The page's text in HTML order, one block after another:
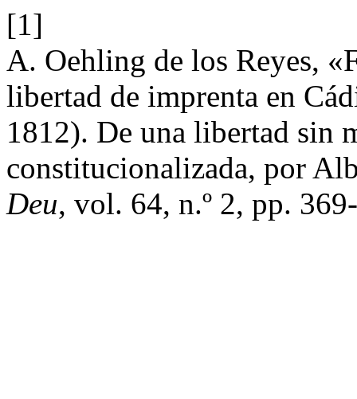
[1]
A. Oehling de los Reyes,
libertad de imprenta en
1812). De una libertad sin
constitucionalizada, por
Deu, vol. 64, n.º 2, pp.